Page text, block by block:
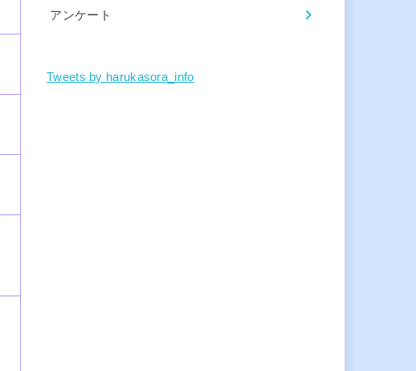
アンケート
Tweets by harukasora_info